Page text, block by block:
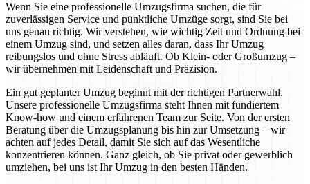
Wenn Sie eine professionelle Umzugsfirma suchen, die für
zuverlässigen Service und pünktliche Umzüge sorgt, sind Sie bei
uns genau richtig. Wir verstehen, wie wichtig Zeit und Ordnung bei
einem Umzug sind, und setzen alles daran, dass Ihr Umzug
reibungslos und ohne Stress abläuft. Ob Klein- oder Großumzug –
wir übernehmen mit Leidenschaft und Präzision.
Ein gut geplanter Umzug beginnt mit der richtigen Partnerwahl.
Unsere professionelle Umzugsfirma steht Ihnen mit fundiertem
Know-how und einem erfahrenen Team zur Seite. Von der ersten
Beratung über die Umzugsplanung bis hin zur Umsetzung – wir
achten auf jedes Detail, damit Sie sich auf das Wesentliche
konzentrieren können. Ganz gleich, ob Sie privat oder gewerblich
umziehen, bei uns ist Ihr Umzug in den besten Händen.